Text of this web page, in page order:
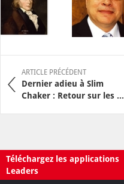
ARTICLE PRÉCÉDENT
Dernier adieu à Slim
Chaker : Retour sur les ...
Téléchargez les applications
Leaders